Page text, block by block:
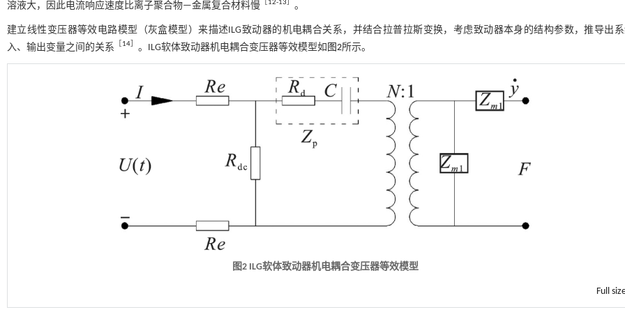
溶液大，因此电流响应速度比离子聚合物—金属复合材料慢 ［12-13］ 。
建立线性变压器等效电路模型（灰盒模型）来描述ILG致动器的机电耦合关系，并结合拉普拉斯变换，考虑致动器本身的结构参数，推导出
入、输出变量之间的关系 ［14］ 。ILG软体致动器机电耦合变压器等效模型如 图2所示。
图2 ILG软体致动器机电耦合变压器等效模型
Full